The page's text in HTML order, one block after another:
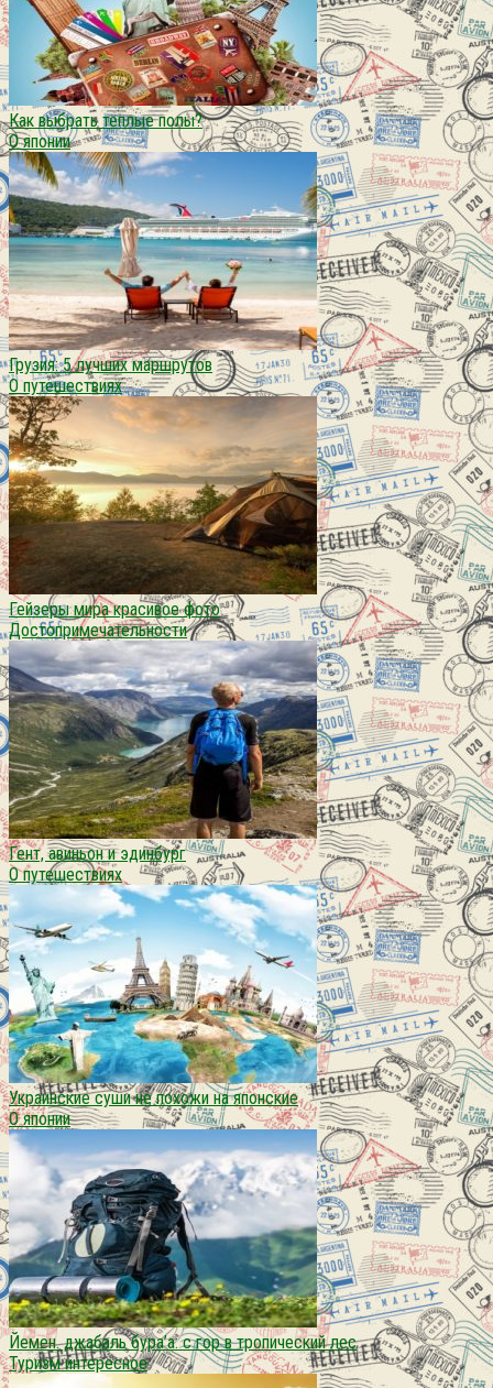
Как выбрать теплые полы?
О японии
Грузия: 5 лучших маршрутов
О путешествиях
Гейзеры мира красивое фото
Достопримечательности
Гент, авиньон и эдинбург
О путешествиях
Украинские суши не похожи на японские
О японии
Йемен. джабаль бура’а: с гор в тропический лес
Туризм интересное